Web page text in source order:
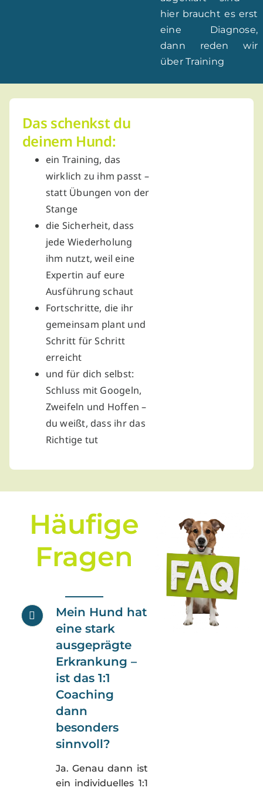
hier braucht es erst
eine Diagnose,
dann reden wir
über Training
Das schenkst du
deinem Hund:
ein Training, das
wirklich zu ihm passt –
statt Übungen von der
Stange
die Sicherheit, dass
jede Wiederholung
ihm nutzt, weil eine
Expertin auf eure
Ausführung schaut
Fortschritte, die ihr
gemeinsam plant und
Schritt für Schritt
erreicht
und für dich selbst:
Schluss mit Googeln,
Zweifeln und Hoffen –
du weißt, dass ihr das
Richtige tut
Häufige
Fragen
Mein Hund hat
eine stark
ausgeprägte
Erkrankung –
ist das 1:1
Coaching
dann
besonders
sinnvoll?
Ja. Genau dann ist
ein individuelles 1:1